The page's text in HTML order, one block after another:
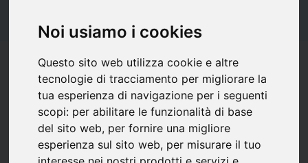
Noi usiamo i cookies
Questo sito web utilizza cookie e altre
tecnologie di tracciamento per migliorare la
tua esperienza di navigazione per i seguenti
scopi: per abilitare le funzionalità di base
del sito web, per fornire una migliore
esperienza sul sito web, per misurare il tuo
GLOBENEWSWIRE
favorite Segui aggiornamenti
Di cosa scriviamo